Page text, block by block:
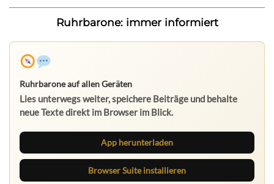
Ruhrbarone: immer informiert
Ruhrbarone auf allen Geräten
Lies unterwegs weiter, speichere Beiträge und behalte
neue Texte direkt im Browser im Blick.
App herunterladen
Browser Suite installieren